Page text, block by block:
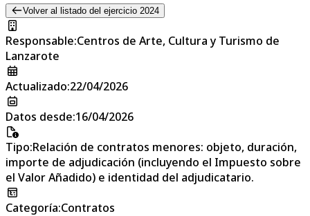
Volver al listado del ejercicio 2024
Responsable:Centros de Arte, Cultura y Turismo de
Lanzarote
Actualizado:22/04/2026
Datos desde:16/04/2026
Tipo:Relación de contratos menores: objeto, duración,
importe de adjudicación (incluyendo el Impuesto sobre
el Valor Añadido) e identidad del adjudicatario.
Categoría:Contratos